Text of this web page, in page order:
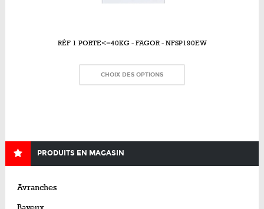
RÉF 1 PORTE<=40KG - FAGOR - NFSP190EW
CHOIX DES OPTIONS
PRODUITS EN MAGASIN
Avranches